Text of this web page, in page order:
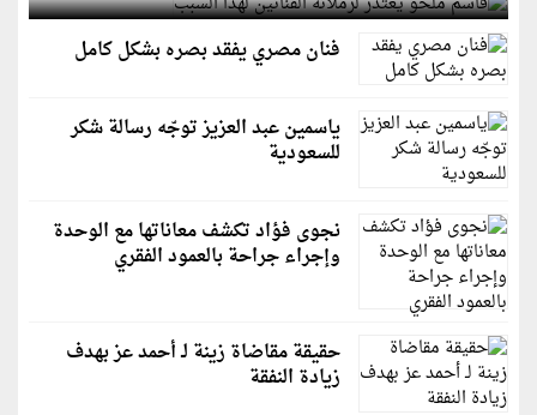
فنان مصري يفقد بصره بشكل كامل
ياسمين عبد العزيز توجّه رسالة شكر
للسعودية
نجوى فؤاد تكشف معاناتها مع الوحدة
وإجراء جراحة بالعمود الفقري
حقيقة مقاضاة زينة لـ أحمد عز بهدف
زيادة النفقة